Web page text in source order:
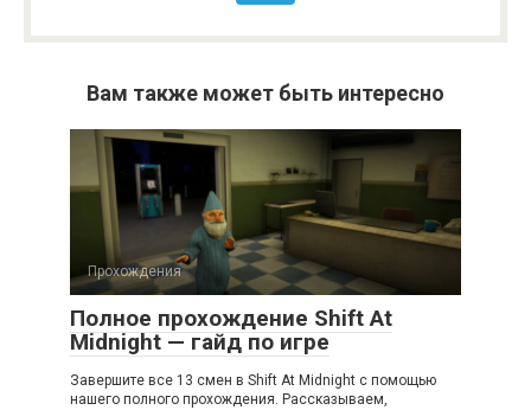
Вам также может быть интересно
Прохождения
Полное прохождение Shift At
Midnight — гайд по игре
Завершите все 13 смен в Shift At Midnight с помощью
нашего полного прохождения. Рассказываем,